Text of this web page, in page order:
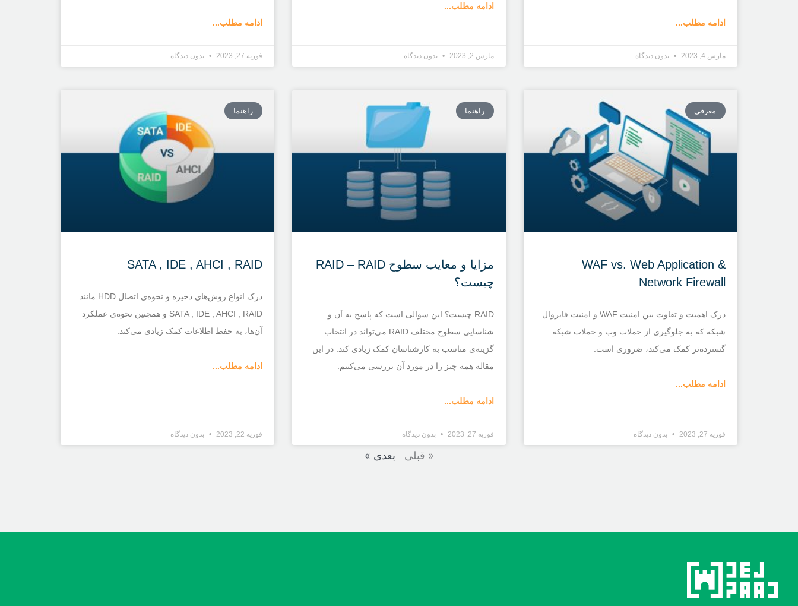
ادامه مطلب...
مارس 4, 2023 بدون دیدگاه
ادامه مطلب...
مارس 2, 2023 بدون دیدگاه
ادامه مطلب...
فوریه 27, 2023 بدون دیدگاه
معرفی
WAF vs. Web Application &
Network Firewall
درک اهمیت و تفاوت بین امنیت WAF و امنیت فایروال
شبکه که به جلوگیری از حملات وب و حملات شبکه
گسترده‌تر کمک می‌کند، ضروری است.
ادامه مطلب...
فوریه 27, 2023 بدون دیدگاه
راهنما
مزایا و معایب سطوح RAID – RAID
چیست؟
RAID چیست؟ این سوالی است که پاسخ به آن و
شناسایی سطوح مختلف RAID می‌تواند در انتخاب
گزینه‌ی مناسب به کارشناسان کمک زیادی کند. در این
مقاله همه چیز را در مورد آن بررسی می‌کنیم.
ادامه مطلب...
فوریه 27, 2023 بدون دیدگاه
راهنما
SATA , IDE , AHCI , RAID
درک انواع روش‌های ذخیره و نحوه‌ی اتصال HDD مانند
SATA , IDE , AHCI , RAID و همچنین نحوه‌ی عملکرد
آن‌ها، به حفط اطلاعات کمک زیادی می‌کند.
ادامه مطلب...
فوریه 22, 2023 بدون دیدگاه
« قبلی بعدی »